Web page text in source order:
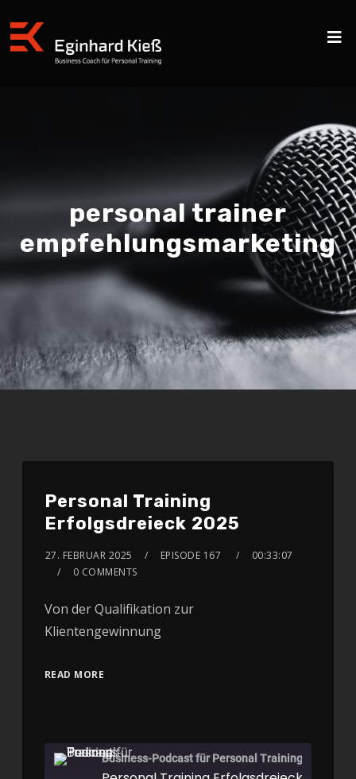
personal trainer
empfehlungsmarketing
Personal Training
Erfolgsdreieck 2025
27. FEBRUAR 2025 EPISODE 167
00:33:07
0 COMMENTS
Von der Qualifikation zur
Klientengewinnung
READ MORE
Business-Podcast für Personal Training